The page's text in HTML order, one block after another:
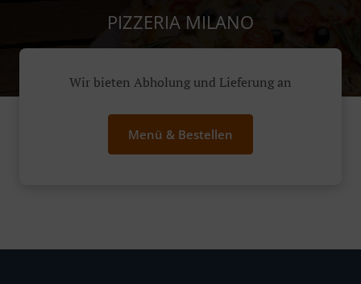
PIZZERIA MILANO
Wir bieten Abholung und Lieferung an
Menü & Bestellen